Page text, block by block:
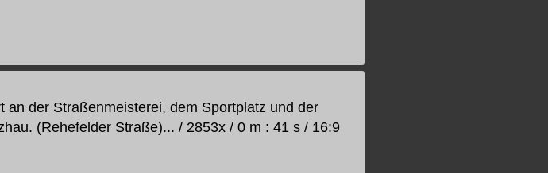
an der Straßenmeisterei, dem Sportplatz und der
(Rehefelder Straße)... / 2853x / 0 m : 41 s / 16:9